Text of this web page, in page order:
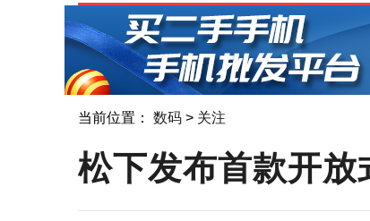
当前位置： 数码 > 关注
松下发布首款开